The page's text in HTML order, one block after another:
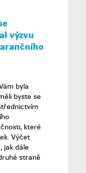
výzvu
byla
byste se
které
Výčet
jak dále
straně